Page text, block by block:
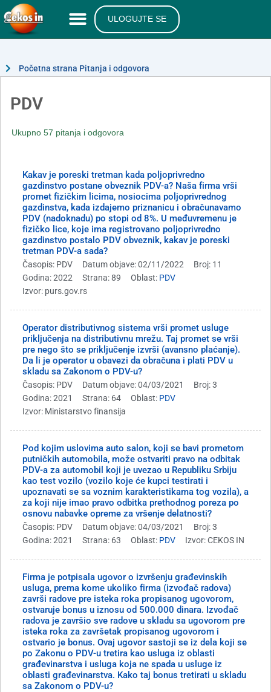
ULOGUJTE SE
Početna strana Pitanja i odgovora
PDV
Ukupno 57 pitanja i odgovora
Kakav je poreski tretman kada poljoprivredno
gazdinstvo postane obveznik PDV-a? Naša firma vrši
promet fizičkim licima, nosiocima poljoprivrednog
gazdinstva, kada izdajemo priznanicu i obračunavamo
PDV (nadoknadu) po stopi od 8%. U međuvremenu je
fizičko lice, koje ima registrovano poljoprivredno
gazdinstvo postalo PDV obveznik, kakav je poreski
tretman PDV-a sada?
Časopis: PDV Datum objave: 02/11/2022
Broj: 11
Godina: 2022
Strana: 89 Oblast: PDV
Izvor: purs.gov.rs
Operator distributivnog sistema vrši promet usluge
priključenja na distributivnu mrežu. Taj promet se vrši
pre nego što se priključenje izvrši (avansno plaćanje).
Da li je operator u obavezi da obračuna i plati PDV u
skladu sa Zakonom o PDV-u?
Časopis: PDV Datum objave: 04/03/2021
Broj: 3
Godina: 2021
Strana: 64 Oblast: PDV
Izvor: Ministarstvo finansija
Pod kojim uslovima auto salon, koji se bavi prometom
putničkih automobila, može ostvariti pravo na odbitak
PDV-a za automobil koji je uvezao u Republiku Srbiju
kao test vozilo (vozilo koje će kupci testirati i
upoznavati se sa voznim karakteristikama tog vozila), a
za koji nije imao pravo odbitka prethodnog poreza po
osnovu nabavke opreme za vršenje delatnosti?
Časopis: PDV Datum objave: 04/03/2021
Broj: 3
Godina: 2021
Strana: 63 Oblast: PDV Izvor: CEKOS IN
Firma je potpisala ugovor o izvršenju građevinskih
usluga, prema kome ukoliko firma (izvođač radova)
završi radove pre isteka roka propisanog ugovorom,
ostvaruje bonus u iznosu od 500.000 dinara. Izvođač
radova je završio sve radove u skladu sa ugovorom pre
isteka roka za završetak propisanog ugovorom i
ostvario je bonus. Ovaj ugovor sastoji se iz dela koji se
po Zakonu o PDV-u tretira kao usluga iz oblasti
građevinarstva i usluga koja ne spada u usluge iz
oblasti građevinarstva. Kako taj bonus tretirati u skladu
sa Zakonom o PDV-u?